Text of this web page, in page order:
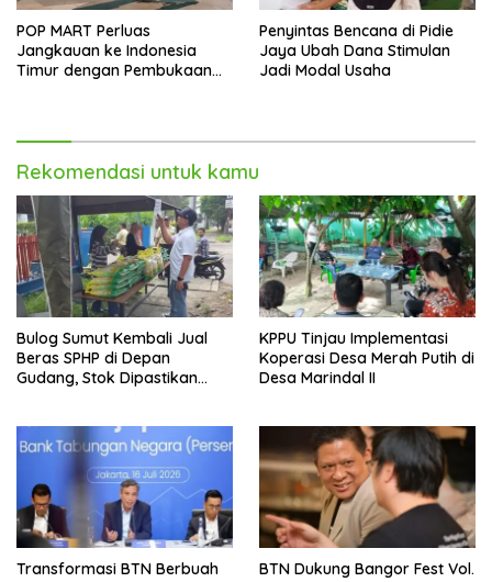
POP MART Perluas
Jangkauan ke Indonesia
Timur dengan Pembukaan
Penyintas Bencana di Pidie
Jaya Ubah Dana Stimulan
Jadi Modal Usaha
Rekomendasi untuk kamu
Bulog Sumut Kembali Jual
Beras SPHP di Depan
Gudang, Stok Dipastikan
KPPU Tinjau Implementasi
Koperasi Desa Merah Putih di
Desa Marindal II
Transformasi BTN Berbuah
BTN Dukung Bangor Fest Vol.